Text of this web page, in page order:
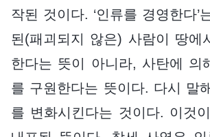
작된 것이다. ‘인류를 경영한다’
된(패괴되지 않은) 사람이 땅에
한다는 뜻이 아니라, 사탄에 의
를 구원한다는 뜻이다. 다시 말
를 변화시킨다는 것이다. 이것이